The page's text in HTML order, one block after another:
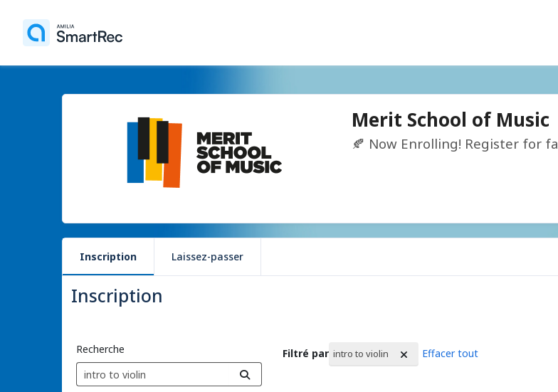
Merit School of Music
🍂 Now Enrolling! Register for
Inscription Laissez-passer
Inscription
Recherche Filtré par intro to violin Effacer tout
Résultat de la recherche